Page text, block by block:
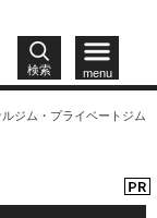
検索 menu
ジム・プライベートジム